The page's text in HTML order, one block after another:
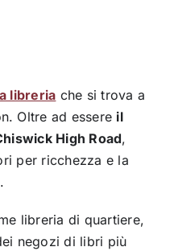
libreria che si trova a
Oltre ad essere il
High Road,
per ricchezza e la
libreria di quartiere,
negozi di libri più